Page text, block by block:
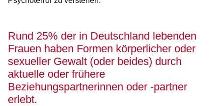
Rund 25% der in Deutschland lebenden
Frauen haben Formen körperlicher oder
sexueller Gewalt (oder beides) durch
aktuelle oder frühere
Beziehungspartnerinnen oder -partner
erlebt.